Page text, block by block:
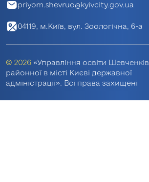
priyom.shevruo@kyivcity.gov.ua
04119, м.Київ, вул. Зоологічна, 6-а
© 2026 «Управління освіти
районної в місті Києві державної
адміністрації». Всі права захищені